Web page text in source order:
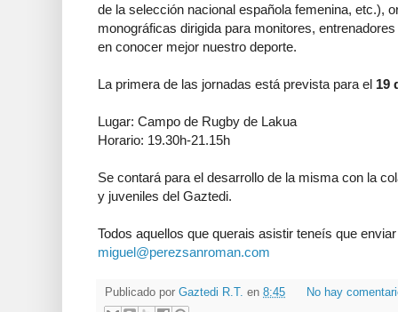
de la selección nacional española femenina, etc.),
monográficas dirigida para monitores,
en conocer mejor nuestro deporte.
La primera de las jornadas está prevista para el 19
Lugar: Campo de Rugby de Lakua
Horario: 19.30h-21.15h
Se contará para el desarrollo de la misma con la
y juveniles del Gaztedi.
Todos aquellos que querais asistir teneís que
miguel@perezsanroman.com
Publicado por Gaztedi R.T. en 8:45 No hay